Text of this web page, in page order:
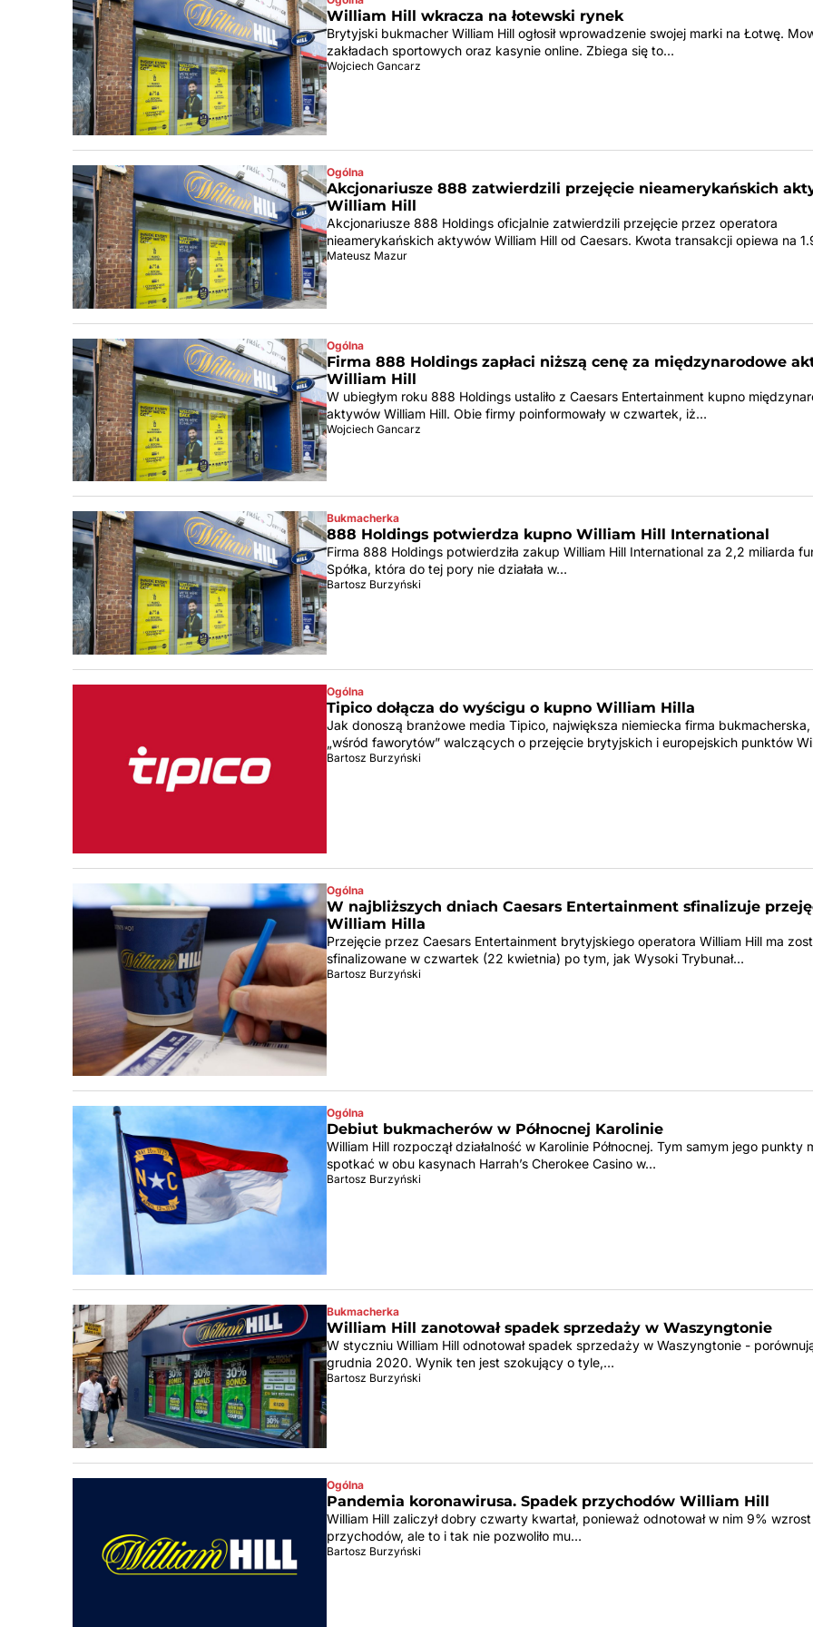
William Hill wkracza na łotewski rynek
Brytyjski bukmacher William Hill ogłosił wprowadzenie swojej marki na Łotwę.
zakładach sportowych oraz kasynie online. Zbiega się to…
Wojciech Gancarz
Ogólna
Akcjonariusze 888 zatwierdzili przejęcie nieamerykańskich
William Hill
Akcjonariusze 888 Holdings oficjalnie zatwierdzili przejęcie przez operatora
nieamerykańskich aktywów William Hill od Caesars. Kwota transakcji opiewa na
Mateusz Mazur
Ogólna
Firma 888 Holdings zapłaci niższą cenę za międzynarodowe
William Hill
W ubiegłym roku 888 Holdings ustaliło z Caesars Entertainment kupno
aktywów William Hill. Obie firmy poinformowały w czwartek, iż…
Wojciech Gancarz
Bukmacherka
888 Holdings potwierdza kupno William Hill International
Firma 888 Holdings potwierdziła zakup William Hill International za 2,2 miliarda
Spółka, która do tej pory nie działała w…
Bartosz Burzyński
Ogólna
Tipico dołącza do wyścigu o kupno William Hilla
Jak donoszą branżowe media Tipico, największa niemiecka firma bukmacherska,
„wśród faworytów” walczących o przejęcie brytyjskich i europejskich punktów
Bartosz Burzyński
Ogólna
W najbliższych dniach Caesars Entertainment sfinalizuje
William Hilla
Przejęcie przez Caesars Entertainment brytyjskiego operatora William Hill ma
sfinalizowane w czwartek (22 kwietnia) po tym, jak Wysoki Trybunał…
Bartosz Burzyński
Ogólna
Debiut bukmacherów w Północnej Karolinie
William Hill rozpoczął działalność w Karolinie Północnej. Tym samym jego punkty
spotkać w obu kasynach Harrah’s Cherokee Casino w…
Bartosz Burzyński
Bukmacherka
William Hill zanotował spadek sprzedaży w Waszyngtonie
W styczniu William Hill odnotował spadek sprzedaży w Waszyngtonie -
grudnia 2020. Wynik ten jest szokujący o tyle,…
Bartosz Burzyński
Ogólna
Pandemia koronawirusa. Spadek przychodów William Hill
William Hill zaliczył dobry czwarty kwartał, ponieważ odnotował w nim 9% wzrost
przychodów, ale to i tak nie pozwoliło mu…
Bartosz Burzyński